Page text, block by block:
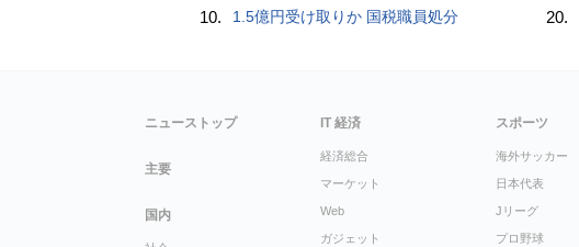
10. 1.5億円受け取りか 国税職員処分 20.
ニューストップ
主要
国内
IT 経済
経済総合
マーケット
Web
ガジェット
スポーツ
海外サッカー
日本代表
Jリーグ
プロ野球